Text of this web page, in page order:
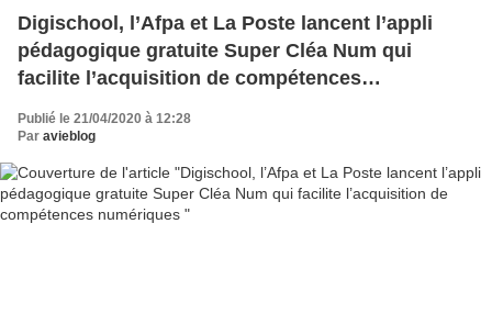
Digischool, l’Afpa et La Poste lancent l’appli
pédagogique gratuite Super Cléa Num qui
facilite l’acquisition de compétences
Publié le 21/04/2020 à 12:28
Par avieblog